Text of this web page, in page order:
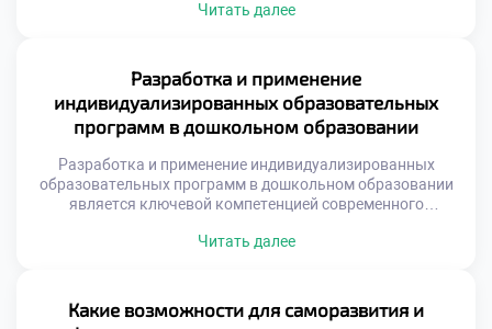
зарплатой. Главным критерием является реальная
Важно подать документы на поступление в техникум с
осознанием этой высокой ответственности. […]
Читать далее
Разработка и применение
индивидуализированных образовательных
программ в дошкольном образовании
Разработка и применение индивидуализированных
образовательных программ в дошкольном образовании
является ключевой компетенцией современного
детской психологии и дефектологии. Специальность
Студенты учатся адаптировать содержание под нужды
каждого ребенка. Индивидуализация становится
Читать далее
Какие возможности для саморазвития и